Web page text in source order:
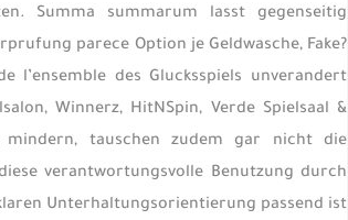
Summa summarum lasst gegenseitig
parece Option je Geldwasche, Fake?
l’ensemble des Glucksspiels unverandert
Winnerz, HitNSpin, Verde Spielsaal &
mindern, tauschen zudem gar nicht die
verantwortungsvolle Benutzung durch
Unterhaltungsorientierung passend ist.